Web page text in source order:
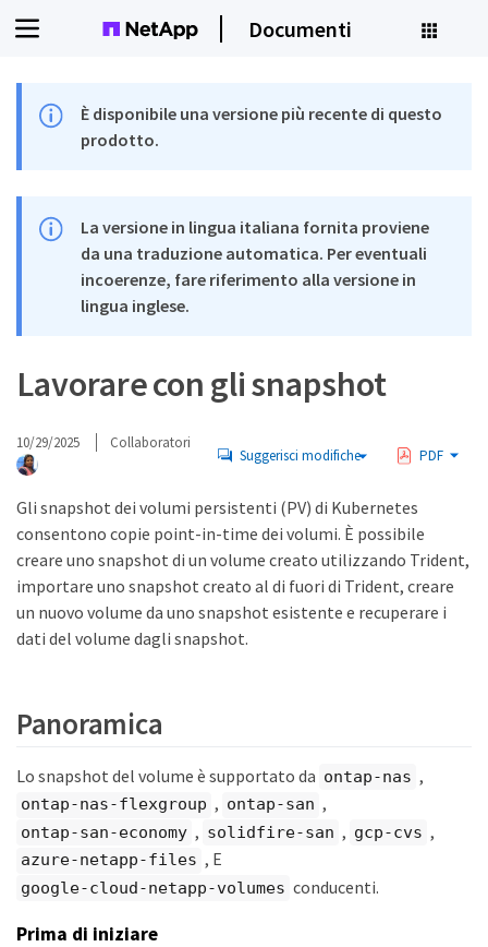
Documenti
È disponibile una versione più recente di questo
prodotto.
La versione in lingua italiana fornita proviene
da una traduzione automatica. Per eventuali
incoerenze, fare riferimento alla versione in
lingua inglese.
Lavorare con gli snapshot
10/29/2025 Collaboratori
Suggerisci modifiche PDF
Gli snapshot dei volumi persistenti (PV) di Kubernetes
consentono copie point-in-time dei volumi. È possibile
creare uno snapshot di un volume creato utilizzando Trident,
importare uno snapshot creato al di fuori di Trident, creare
un nuovo volume da uno snapshot esistente e recuperare i
dati del volume dagli snapshot.
Panoramica
Lo snapshot del volume è supportato da ontap-nas ,
ontap-nas-flexgroup , ontap-san ,
ontap-san-economy , solidfire-san , gcp-cvs ,
azure-netapp-files , E
google-cloud-netapp-volumes conducenti.
Prima di iniziare